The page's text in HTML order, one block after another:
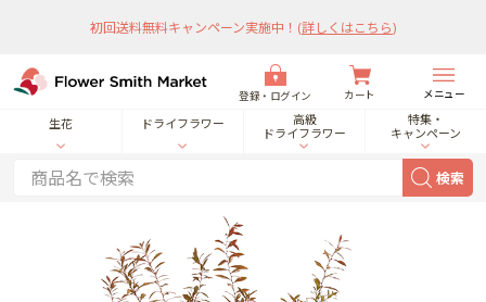
初回送料無料キャンペーン実施中！ (詳しくはこちら)
登録・ログイン カート メニュー
生花 ドライフラワー
高級
ドライフラワー
特集・
キャンペーン
検索